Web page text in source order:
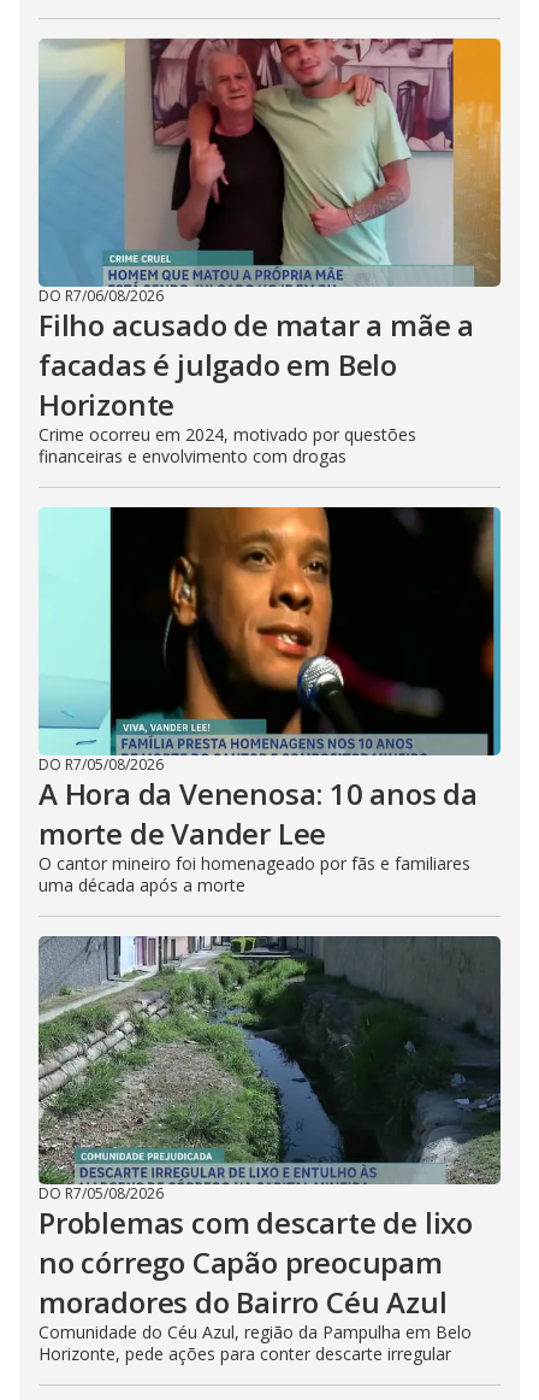
DO R7/06/08/2026
Filho acusado de matar a mãe a
facadas é julgado em Belo
Horizonte
Crime ocorreu em 2024, motivado por questões
financeiras e envolvimento com drogas
DO R7/05/08/2026
A Hora da Venenosa: 10 anos da
morte de Vander Lee
O cantor mineiro foi homenageado por fãs e familiares
uma década após a morte
DO R7/05/08/2026
Problemas com descarte de lixo
no córrego Capão preocupam
moradores do Bairro Céu Azul
Comunidade do Céu Azul, região da Pampulha em Belo
Horizonte, pede ações para conter descarte irregular